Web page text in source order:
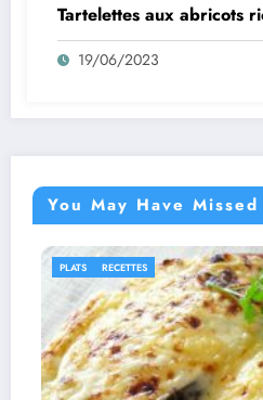
Tartelettes aux abricots
19/06/2023
You May Have Missed